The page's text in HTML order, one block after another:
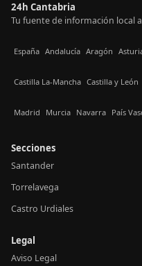
24h Cantabria
Tu fuente de información local
España Andalucía Aragón
Castilla La-Mancha Castilla y León
Madrid Murcia Navarra País
Secciones
Santander
Torrelavega
Castro Urdiales
Legal
Aviso Legal